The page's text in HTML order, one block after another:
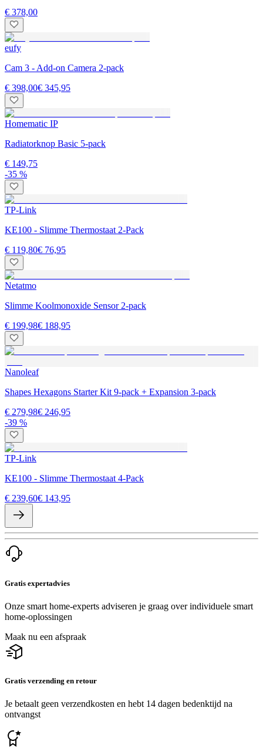
€ 378,00
eufy
Cam 3 - Add-on Camera 2-pack
€ 398,00€ 345,95
Homematic IP
Radiatorknop Basic 5-pack
€ 149,75
-35 %
TP-Link
KE100 - Slimme Thermostaat 2-Pack
€ 119,80€ 76,95
Netatmo
Slimme Koolmonoxide Sensor 2-pack
€ 199,98€ 188,95
Nanoleaf
Shapes Hexagons Starter Kit 9-pack + Expansion 3-pack
€ 279,98€ 246,95
-39 %
TP-Link
KE100 - Slimme Thermostaat 4-Pack
€ 239,60€ 143,95
Gratis expertadvies
Onze smart home-experts adviseren je graag over individuele smart
home-oplossingen
Maak nu een afspraak
Gratis verzending en retour
Je betaalt geen verzendkosten en hebt 14 dagen bedenktijd na
ontvangst